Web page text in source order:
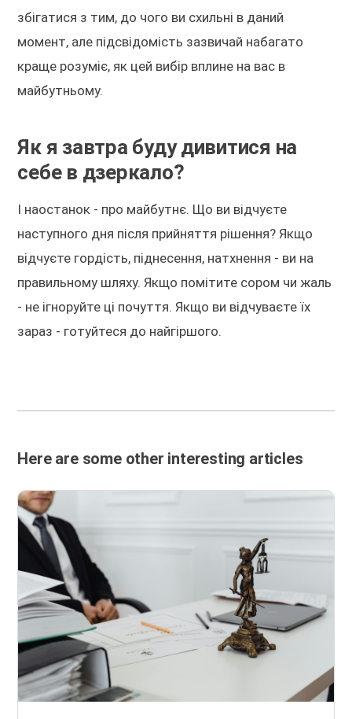
збігатися з тим, до чого ви схильні в даний
момент, але підсвідомість зазвичай набагато
краще розуміє, як цей вибір вплине на вас в
майбутньому.
Як я завтра буду дивитися на
себе в дзеркало?
І наостанок - про майбутнє. Що ви відчуєте
наступного дня після прийняття рішення? Якщо
відчуєте гордість, піднесення, натхнення - ви на
правильному шляху. Якщо помітите сором чи жаль
- не ігноруйте ці почуття. Якщо ви відчуваєте їх
зараз - готуйтеся до найгіршого.
Here are some other interesting articles